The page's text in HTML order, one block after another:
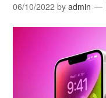
06/10/2022 byadmin